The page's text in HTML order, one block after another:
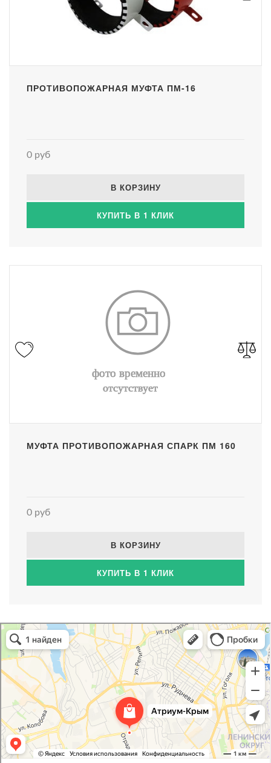
ПРОТИВОПОЖАРНАЯ МУФТА ПМ-16
0 руб
В КОРЗИНУ
КУПИТЬ В 1 КЛИК
МУФТА ПРОТИВОПОЖАРНАЯ СПАРК ПМ 160
0 руб
В КОРЗИНУ
КУПИТЬ В 1 КЛИК
Атриум-Крым
Системы водоснабжения, отопления, канализации в Севастополе
Снабжение строительных объектов в Севастополе